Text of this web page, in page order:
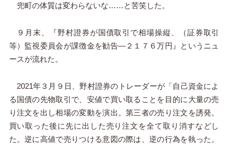
兜町の体質は変わらないな……と苦笑した。
９月末、『野村證券が国債取引で相場操縦、（証券取引
等）監視委員会が課徴金を勧告―２１７６万円』というニュ
ースが流れた。
2021年３月９日、野村證券のトレーダーが「自己資金によ
る国債の先物取引で、安値で買い取ることを目的に大量の売
り注文を出し相場の変動を演出。第三者の売り注文を誘発。
買い取った後に先に出した売り注文を全て取り消すなどし
た。逆に高値で売りつける意図の際は、逆の行為を執った。